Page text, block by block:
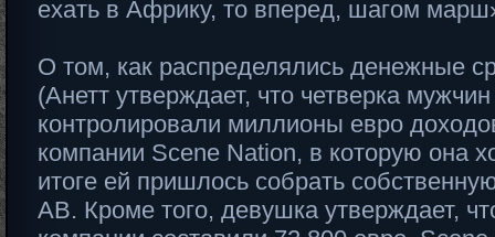
ехать в Африку, то вперед, шагом
О том, как распределялись денежные
(Анетт утверждает, что четверка
контролировали миллионы евро
компании Scene Nation, в которую она
итоге ей пришлось собрать
AB. Кроме того, девушка утверждает,